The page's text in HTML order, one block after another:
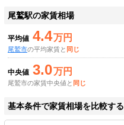
尾鷲駅の家賃相場
平均値 4.4万円
尾鷲市の平均家賃と 同じ
中央値 3.0万円
尾鷲市の家賃中央値と 同じ
基本条件で家賃相場を比較する